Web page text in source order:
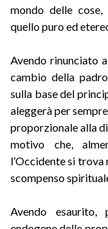
mondo delle
quello puro ed
Avendo rinunciato
cambio della
sulla base del
aleggerà per
proporzionale alla
motivo che,
l’Occidente si
scompenso
Avendo